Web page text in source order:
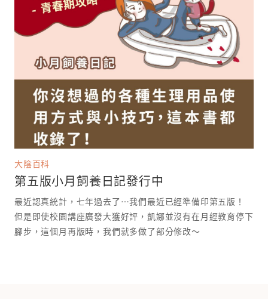
大陰百科
第五版小月飼養日記發行中
最近認真統計，七年過去了⋯我們最近已經準備印第五版！
但是即使校園講座廣發大獲好評，凱娜並沒有在月經教育停下
腳步，這個月再版時，我們就多做了部分修改～